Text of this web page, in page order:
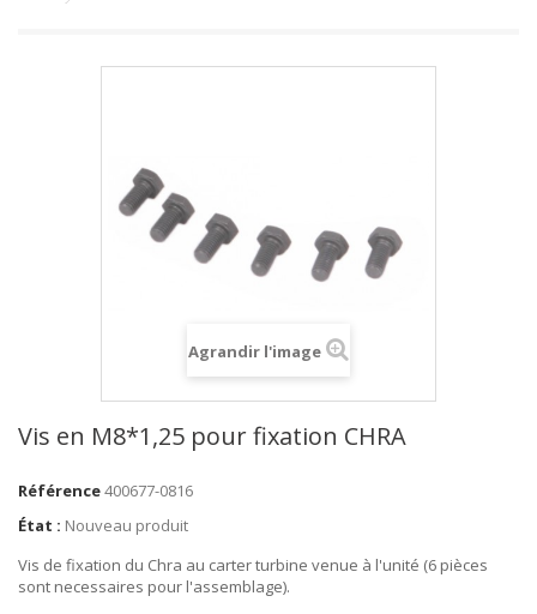
Agrandir l'image
Vis en M8*1,25 pour fixation CHRA
Référence400677-0816
État : Nouveau produit
Vis de fixation du Chra au carter turbine venue à l'unité (6 pièces
sont necessaires pour l'assemblage).